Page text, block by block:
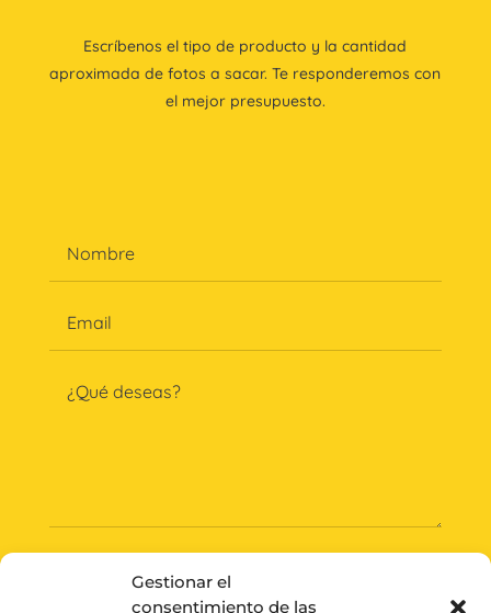
Gestionar el
consentimiento de las
Escríbenos el tipo de producto y la cantidad
aproximada de fotos a sacar. Te responderemos con
el mejor presupuesto.